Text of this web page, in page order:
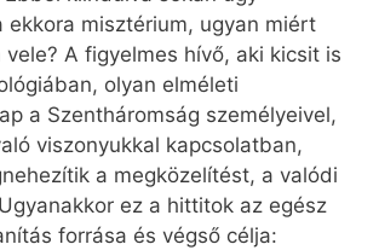
ekkora misztérium, ugyan miért
A figyelmes hívő, aki kicsit is
olyan elméleti
a Szentháromság személyeivel,
viszonyukkal kapcsolatban,
a megközelítést, a valódi
ez a hittitok az egész
forrása és végső célja: